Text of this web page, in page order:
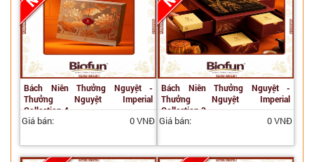
Bách Niên Thưởng Nguyệt -
Thưởng Nguyệt Imperial
Collection 4
Giá bán: 0 VNĐ
Bách Niên Thưởng Nguyệt -
Thưởng Nguyệt Imperial
Collection 3
Giá bán: 0 VNĐ